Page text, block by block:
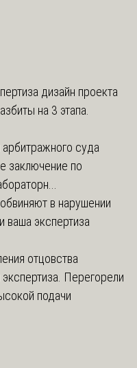
дизайн проекта
на 3 этапа.
суда
заключение по
в нарушении
ваша экспертиза
отцовства
Перегорели
подачи